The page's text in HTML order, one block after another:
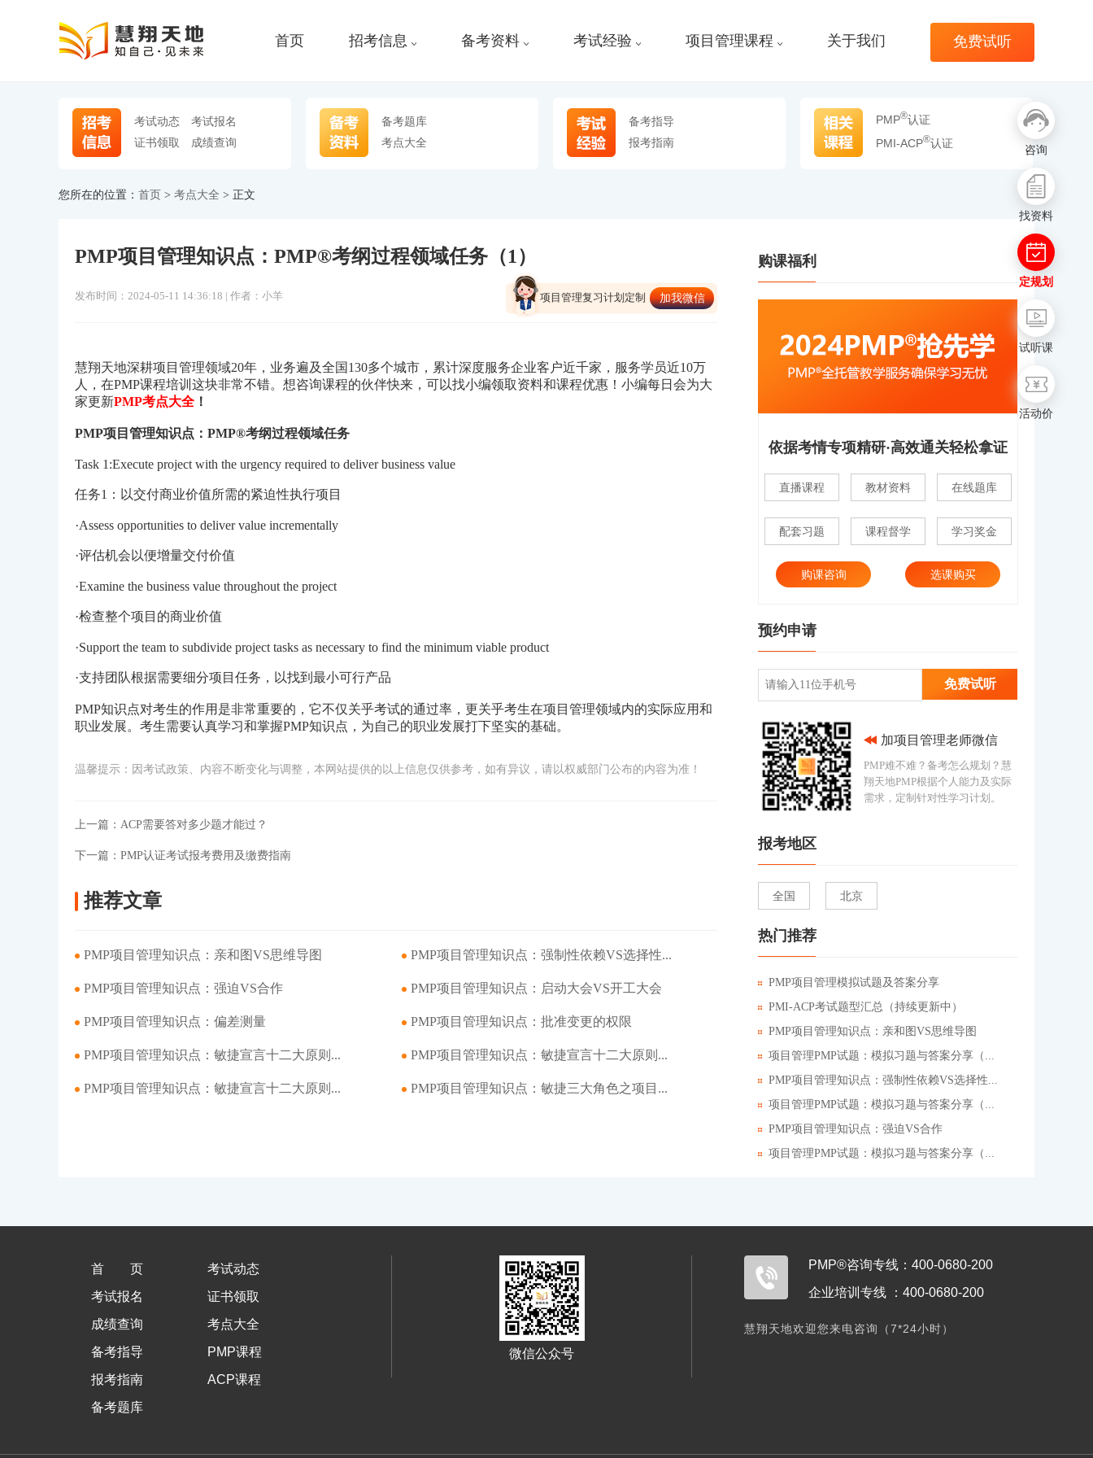
咨询
找资料
定规划
试听课
活动价
首页 招考信息 备考资料 考试经验 项目管理课程 关于我们 免费试听
考试动态
考试报名
证书领取
成绩查询
备考题库
考点大全
备考指导
报考指南
PMP®认证
PMI-ACP®认证
您所在的位置： 首页 > 考点大全 > 正文
PMP项目管理知识点：PMP®考纲过程领域任务（1）
发布时间：2024-05-11 14:36:18 | 作者：小羊 项目管理复习计划定制 加我微信
慧翔天地深耕项目管理领域20年，业务遍及全国130多个城市，累计深度服务企业客户近千家，服务学员近10万
人，在PMP课程培训这块非常不错。想咨询课程的伙伴快来，可以找小编领取资料和课程优惠！ 小编每日会为大
家更新PMP考点大全 ！
PMP项目管理知识点：PMP®考纲过程领域任务
Task 1:Execute project with the urgency required to deliver business value
任务1：以交付商业价值所需的紧迫性执行项目
·Assess opportunities to deliver value incrementally
·评估机会以便增量交付价值
·Examine the business value throughout the project
·检查整个项目的商业价值
·Support the team to subdivide project tasks as necessary to find the minimum viable product
·支持团队根据需要细分项目任务，以找到最小可行产品
PMP知识点对考生的作用是非常重要的，它不仅关乎考试的通过率，更关乎考生在项目管理领域内的实际应用和
职业发展。考生需要认真学习和掌握PMP知识点，为自己的职业发展打下坚实的基础。
温馨提示：因考试政策、内容不断变化与调整，本网站提供的以上信息仅供参考，如有异议，请以权威部门公布的内容为准！
上一篇： ACP需要答对多少题才能过？
下一篇： PMP认证考试报考费用及缴费指南
推荐文章
PMP项目管理知识点：亲和图VS思维导图 PMP项目管理知识点：强制性依赖VS选择性...
PMP项目管理知识点：强迫VS合作 PMP项目管理知识点：启动大会VS开工大会
PMP项目管理知识点：偏差测量 PMP项目管理知识点：批准变更的权限
PMP项目管理知识点：敏捷宣言十二大原则... PMP项目管理知识点：敏捷宣言十二大原则...
PMP项目管理知识点：敏捷宣言十二大原则... PMP项目管理知识点：敏捷三大角色之项目...
购课福利
依据考情专项精研·高效通关轻松拿证
直播课程 教材资料 在线题库
配套习题 课程督学 学习奖金
购课咨询 选课购买
预约申请
免费试听
加项目管理老师微信
PMP难不难？备考怎么规划？慧
翔天地PMP根据个人能力及实际
需求，定制针对性学习计划。
报考地区
全国 北京
热门推荐
PMP项目管理模拟试题及答案分享
PMI-ACP考试题型汇总（持续更新中）
PMP项目管理知识点：亲和图VS思维导图
项目管理PMP试题：模拟习题与答案分享（...
PMP项目管理知识点：强制性依赖VS选择性...
项目管理PMP试题：模拟习题与答案分享（...
PMP项目管理知识点：强迫VS合作
项目管理PMP试题：模拟习题与答案分享（...
首页
考试动态
考试报名
证书领取
成绩查询
考点大全
备考指导
PMP课程
报考指南
ACP课程
备考题库
微信公众号
PMP®咨询专线：400-0680-200
企业培训专线 ：400-0680-200
慧翔天地欢迎您来电咨询（7*24小时）